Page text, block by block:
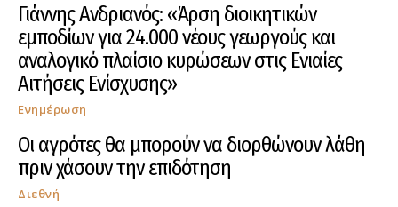
Γιάννης Ανδριανός: «Άρση διοικητικών
εμποδίων για 24.000 νέους γεωργούς και
αναλογικό πλαίσιο κυρώσεων στις Ενιαίες
Αιτήσεις Ενίσχυσης»
Ενημέρωση
Οι αγρότες θα μπορούν να διορθώνουν λάθη
πριν χάσουν την επιδότηση
Διεθνή